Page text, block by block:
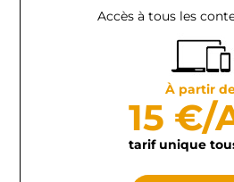
Accès à tous les
À partir
15 €/
tarif unique